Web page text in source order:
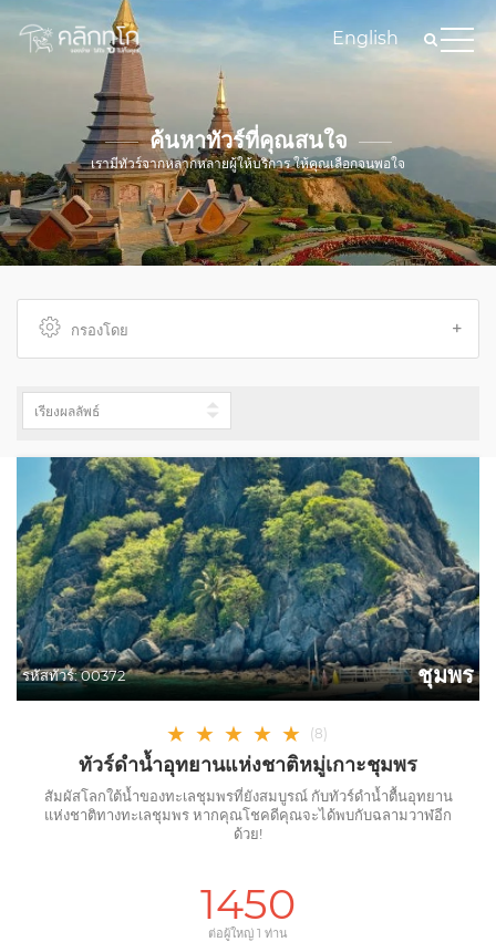
English
ค้นหาทัวร์ที่คุณสนใจ
เรามีทัวร์จากหลากหลายผู้ให้บริการ ให้คุณเลือกจนพอใจ
กรองโดย
รหัสทัวร์:00372 ชุมพร
★ ★ ★ ★ ★ (8)
ทัวร์ดำน้ำอุทยานแห่งชาติหมู่เกาะชุมพร
สัมผัสโลกใต้น้ำของทะเลชุมพรที่ยังสมบูรณ์ กับทัวร์ดำน้ำตื้นอุทยาน
แห่งชาติทางทะเลชุมพร หากคุณโชคดีคุณจะได้พบกับฉลามวาฬอีก
ด้วย!
1450
ต่อผู้ใหญ่ 1 ท่าน